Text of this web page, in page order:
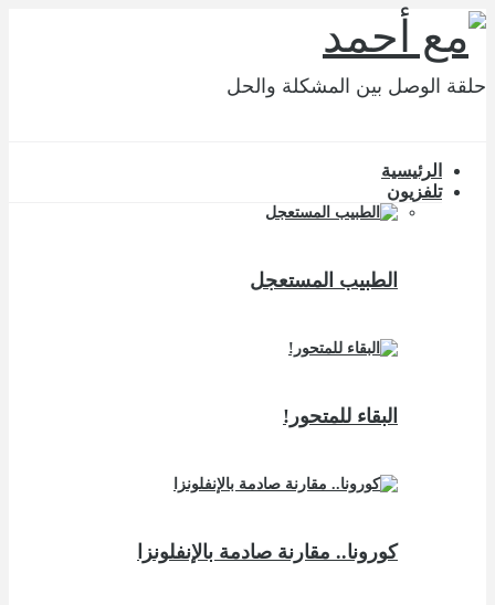
حلقة الوصل بين المشكلة والحل
الرئيسية
تلفزيون
الطبيب المستعجل
البقاء للمتحور!
كورونا.. مقارنة صادمة بالإنفلونزا